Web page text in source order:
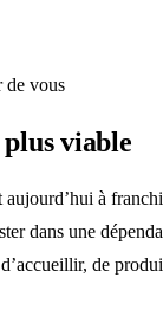
de vous
viable
à
dans une
de